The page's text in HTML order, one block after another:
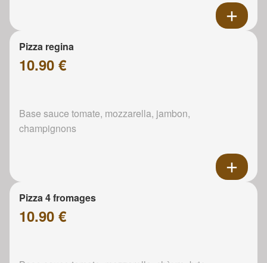
Pizza regina
10.90 €
Base sauce tomate, mozzarella, jambon,
champignons
Pizza 4 fromages
10.90 €